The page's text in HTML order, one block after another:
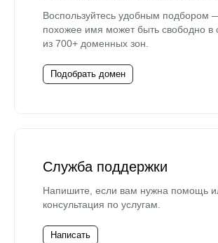
Воспользуйтесь удобным подбором
похожее имя может быть свободно в
из 700+ доменных зон.
Подобрать домен
Служба поддержки
Напишите, если вам нужна помощь
консультация по услугам.
Написать